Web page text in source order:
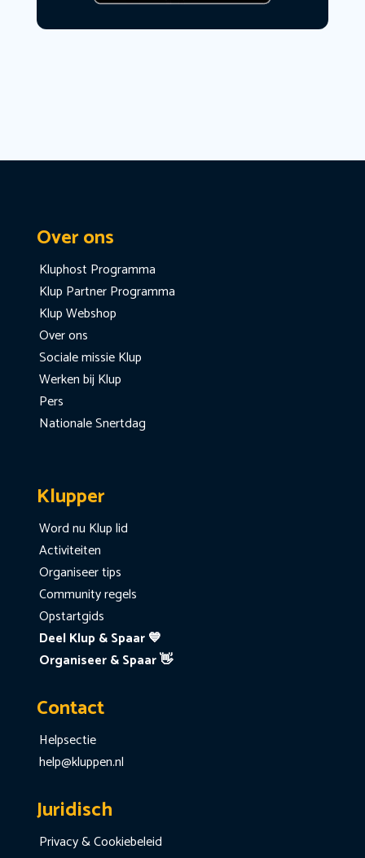
Over ons
Kluphost Programma
Klup Partner Programma
Klup Webshop
Over ons
Sociale missie Klup
Werken bij Klup
Pers
Nationale Snertdag
Klupper
Word nu Klup lid
Activiteiten
Organiseer tips
Community regels
Opstartgids
Deel Klup & Spaar 💙
Organiseer & Spaar 👋
Contact
Helpsectie
help@kluppen.nl
Juridisch
Privacy & Cookiebeleid